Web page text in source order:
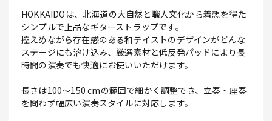
HOKKAIDOは、北海道の大自然と職人文化から着想を得た
シンプルで上品なギターストラップです。
控えめながら存在感のある和テイストのデザインがどんな
ステージにも溶け込み、厳選素材と低反発パッドにより長
時間の演奏でも快適にお使いいただけます。
長さは100～150 cmの範囲で細かく調整でき、立奏・座奏
を問わず幅広い演奏スタイルに対応します。